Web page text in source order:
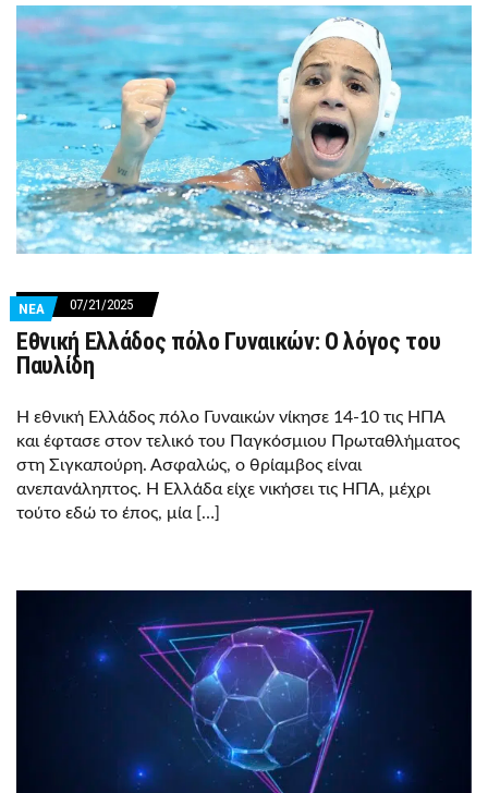
ΝΕΑ 07/21/2025
Εθνική Ελλάδος πόλο Γυναικών: Ο λόγος του
Παυλίδη
Η εθνική Ελλάδος πόλο Γυναικών νίκησε 14-10 τις ΗΠΑ
και έφτασε στον τελικό του Παγκόσμιου Πρωταθλήματος
στη Σιγκαπούρη. Ασφαλώς, ο θρίαμβος είναι
ανεπανάληπτος. Η Ελλάδα είχε νικήσει τις ΗΠΑ, μέχρι
τούτο εδώ το έπος, μία […]